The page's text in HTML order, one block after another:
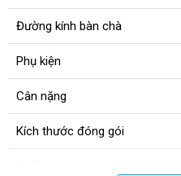
Đường kính bàn chà
Phụ kiện
Cân nặng
Kích thước đóng gói